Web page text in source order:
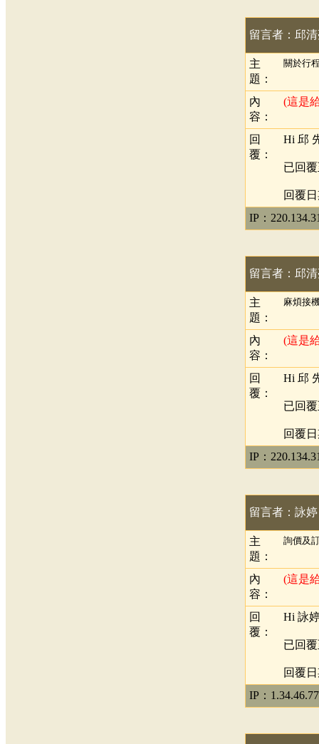
留言者：邱
主
題：
關於行
內
容：
(這是
回
覆：
Hi 邱
已回
回覆日
IP：
留言者：邱
主
題：
麻煩接
內
容：
(這是
回
覆：
Hi 邱
已回
回覆日
IP：
留言者：詠婷
主
題：
詢價及
內
容：
(這是
回
覆：
Hi 詠
已回
回覆日
IP：1.34.46.77